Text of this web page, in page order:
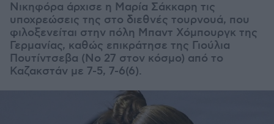
Νικηφόρα άρχισε η Μαρία Σάκκαρη τις
υποχρεώσεις της στο διεθνές τουρνουά, που
φιλοξενείται στην πόλη Μπαντ Χόμπουργκ της
Γερμανίας, καθώς επικράτησε της Γιούλια
Πουτίντσεβα (Νο 27 στον κόσμο) από το
Καζακστάν με 7-5, 7-6(6).